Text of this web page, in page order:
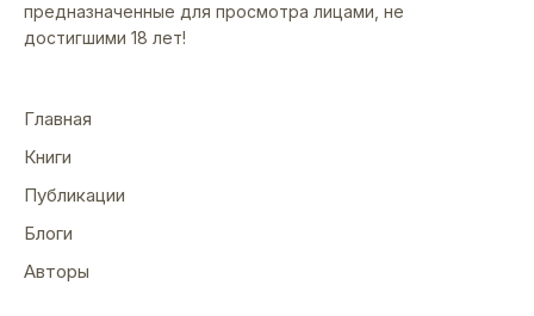
предназначенные для просмотра лицами, не
достигшими 18 лет!
Главная
Книги
Публикации
Блоги
Авторы